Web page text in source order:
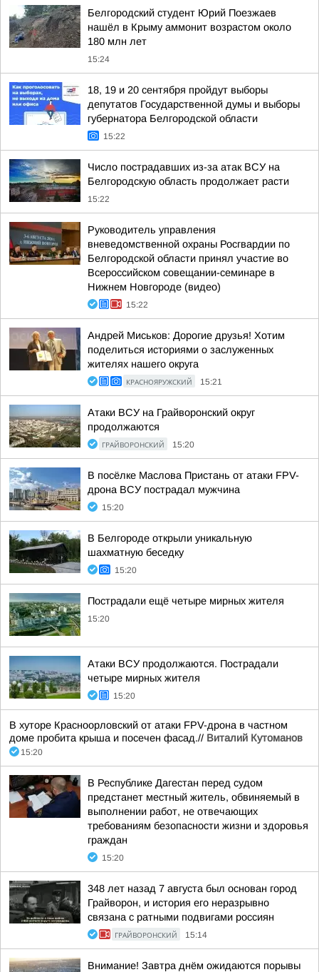
Белгородский студент Юрий Поезжаев
нашёл в Крыму аммонит возрастом около
180 млн лет
15:24
18, 19 и 20 сентября пройдут выборы
депутатов Государственной думы и выборы
губернатора Белгородской области
15:22
Число пострадавших из-за атак ВСУ на
Белгородскую область продолжает расти
15:22
Руководитель управления
вневедомственной охраны Росгвардии по
Белгородской области принял участие во
Всероссийском совещании-семинаре в
Нижнем Новгороде (видео)
15:22
Андрей Миськов: Дорогие друзья! Хотим
поделиться историями о заслуженных
жителях нашего округа
КРАСНОЯРУЖСКИЙ 15:21
Атаки ВСУ на Грайворонский округ
продолжаются
ГРАЙВОРОНСКИЙ 15:20
В посёлке Маслова Пристань от атаки FPV-
дрона ВСУ пострадал мужчина
15:20
В Белгороде открыли уникальную
шахматную беседку
15:20
Пострадали ещё четыре мирных жителя
15:20
Атаки ВСУ продолжаются. Пострадали
четыре мирных жителя
15:20
В хуторе Красноорловский от атаки FPV-дрона в частном
доме пробита крыша и посечен фасад.// Виталий Кутоманов
15:20
В Республике Дагестан перед судом
предстанет местный житель, обвиняемый в
выполнении работ, не отвечающих
требованиям безопасности жизни и здоровья
граждан
15:20
348 лет назад 7 августа был основан город
Грайворон, и история его неразрывно
связана с ратными подвигами россиян
ГРАЙВОРОНСКИЙ 15:14
Внимание! Завтра днём ожидаются порывы